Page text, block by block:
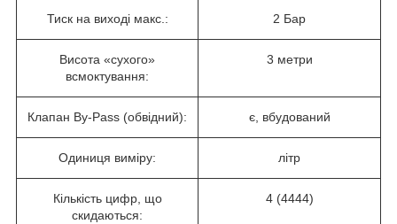
Тиск на виході макс.: 2 Бар
Висота «сухого»
всмоктування:
3 метри
Клапан By-Pass (обвідний): є, вбудований
Одиниця виміру: літр
Кількість цифр, що
скидаються:
4 (4444)